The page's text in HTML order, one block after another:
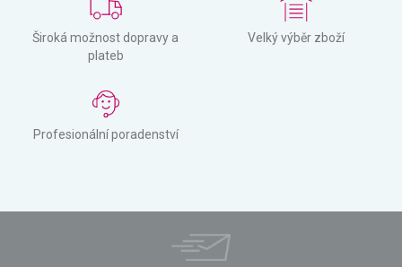
Široká možnost dopravy a
plateb
Velký výběr zboží
Profesionální poradenství